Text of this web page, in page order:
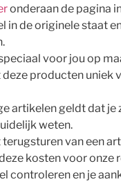
onderaan de pagina
in de originele staat
voor jou op
producten uniek
artikelen geldt dat je
weten.
van een
kosten voor onze
controleren en je